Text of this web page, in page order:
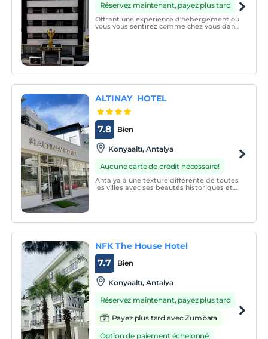
Réservez maintenant, payez plus tard
Offrant une expérience d'hébergement où
vous vous sentirez comme chez vous dans
ALTINAY HOTEL
Bien
7.8
Konyaaltı, Antalya
Aucune carte de crédit nécessaire!
Antalya a une texture différente de toutes
les villes avec ses beautés historiques et
d
NFK The House Hotel
Bien
7.7
Konyaaltı, Antalya
Réservez maintenant, payez plus tard
Payez plus tard avec Zumbara
Option de paiement échelonné